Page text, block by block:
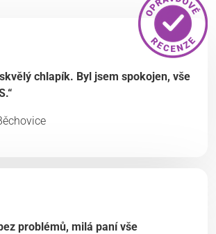
chlapík. Byl jsem spokojen, vše
problémů, milá paní vše